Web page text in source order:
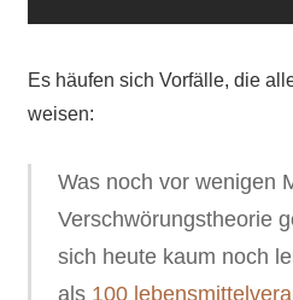
Es häufen sich Vorfälle, die
weisen:
Was noch vor wenigen
Verschwörungstheorie
sich heute kaum noch
als 100